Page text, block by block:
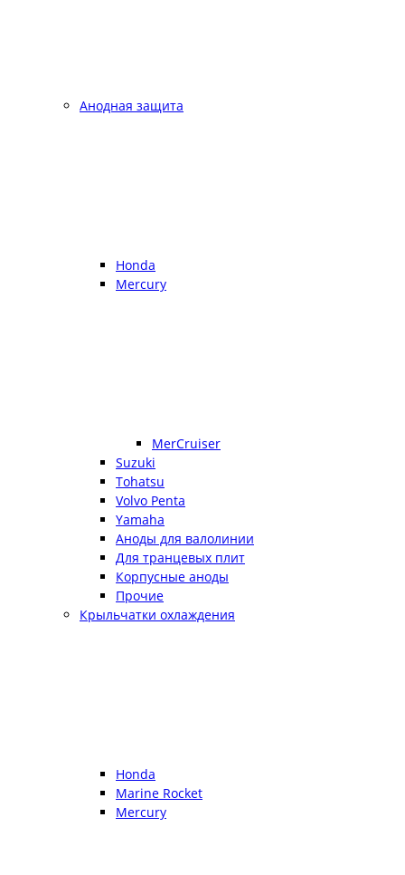
Анодная защита
Honda
Mercury
MerCruiser
Suzuki
Tohatsu
Volvo Penta
Yamaha
Аноды для валолинии
Для транцевых плит
Корпусные аноды
Прочие
Крыльчатки охлаждения
Honda
Marine Rocket
Mercury